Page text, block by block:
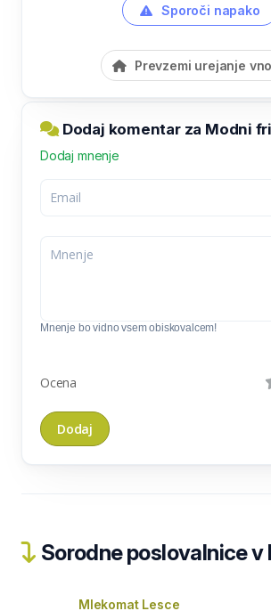
Sporoči napako
Prevzemi urejanje
Dodaj komentar za Modni
Dodaj mnenje
Mnenje bo vidno vsem obiskovalcem!
Ocena
Sorodne poslovalnice v
Mlekomat Lesce